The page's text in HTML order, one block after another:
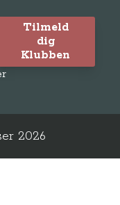
Tilmeld
dig
Klubben
2026